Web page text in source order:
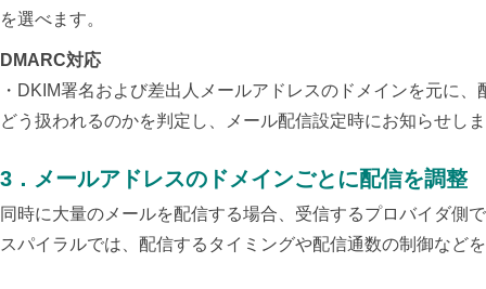
を選べます。
DMARC対応
・DKIM署名および差出人メールアドレスのドメインを元に
どう扱われるのかを判定し、メール配信設定時にお知らせし
3 ． メールアドレスのドメインごとに配信を調整
同時に大量のメールを配信する場合、受信するプロバイダ側
スパイラルでは、配信するタイミングや配信通数の制御など